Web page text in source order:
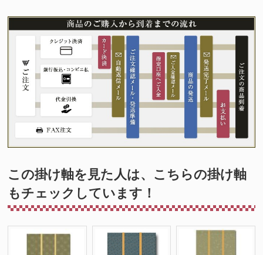
この掛け軸を見た人は、こちらの掛け軸
もチェックしています！